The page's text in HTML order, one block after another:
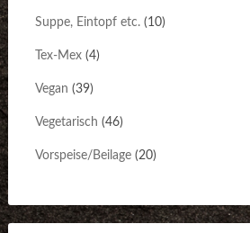
Suppe, Eintopf etc.(10)
Tex-Mex(4)
Vegan (39)
Vegetarisch (46)
Vorspeise/Beilage(20)